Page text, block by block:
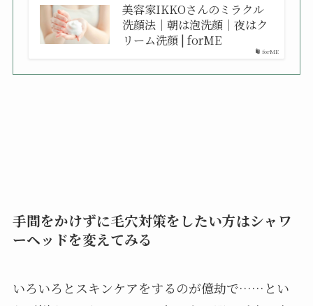
forME
美容家IKKOさんのミラクル
洗顔法｜朝は泡洗顔｜夜はク
リーム洗顔 | forME
手間をかけずに毛穴対策をしたい方はシャワ
ーヘッドを変えてみる
いろいろとスキンケアをするのが億劫で……とい